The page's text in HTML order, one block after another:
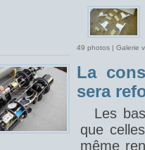
49 photos | Galerie
La
sera
Les
que
même